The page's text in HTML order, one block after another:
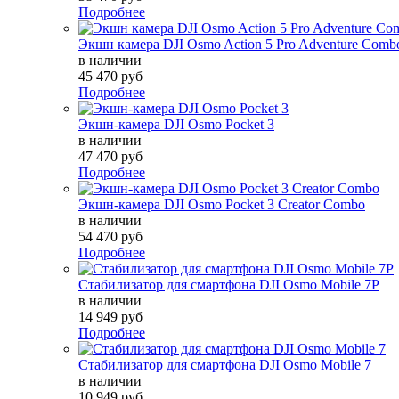
Подробнее
Экшн камера DJI Osmo Action 5 Pro Adventure
в наличии
45 470 руб
Подробнее
Экшн-камера DJI Osmo Pocket 3
в наличии
47 470 руб
Подробнее
Экшн-камера DJI Osmo Pocket 3 Creator Combo
в наличии
54 470 руб
Подробнее
Стабилизатор для смартфона DJI Osmo Mobile 7P
в наличии
14 949 руб
Подробнее
Стабилизатор для смартфона DJI Osmo Mobile 7
в наличии